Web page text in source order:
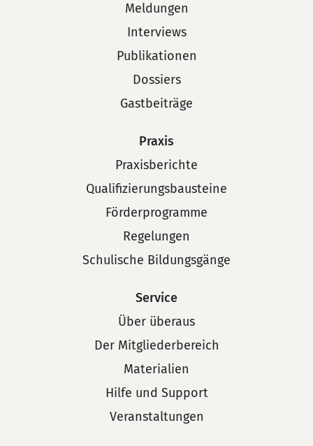
Meldungen
Interviews
Publikationen
Dossiers
Gastbeiträge
Praxis
Praxisberichte
Qualifizierungsbausteine
Förderprogramme
Regelungen
Schulische Bildungsgänge
Service
Über überaus
Der Mitgliederbereich
Materialien
Hilfe und Support
Veranstaltungen